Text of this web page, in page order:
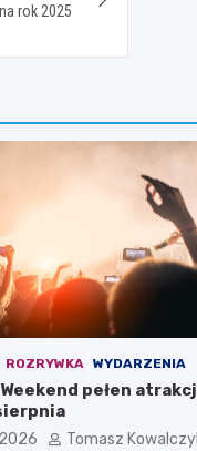
rok 2025
ROZRYWKA WYDARZENIA
Weekend pełen
Tomasz